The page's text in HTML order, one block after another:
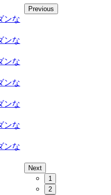
Previous
Next
1
2